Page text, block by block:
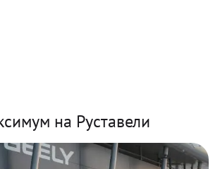
на Руставели